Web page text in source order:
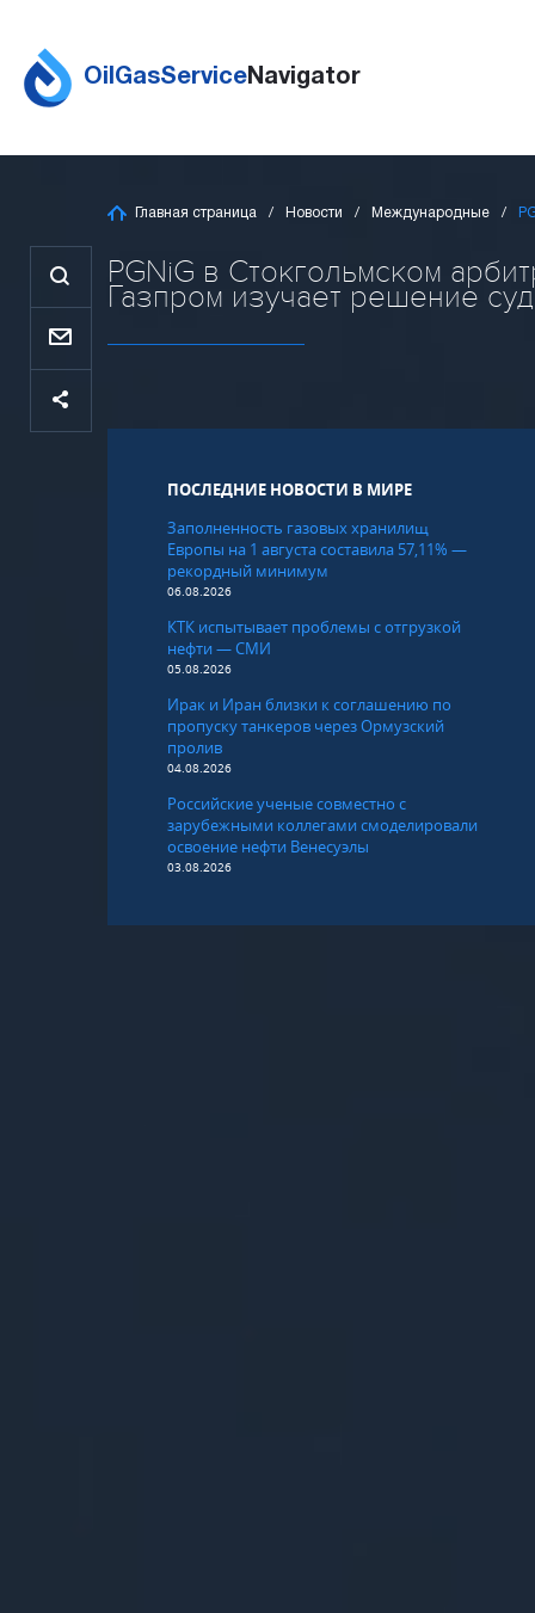
OilGasServiceNavigator
Главная страница Новости Международные
PGNiG в Стокгольмском
Газпром изучает решение
ПОСЛЕДНИЕ НОВОСТИ В МИРЕ
Заполненность газовых хранилищ
Европы на 1 августа составила 57,11% —
рекордный минимум
06.08.2026
КТК испытывает проблемы с отгрузкой
нефти — СМИ
05.08.2026
Ирак и Иран близки к соглашению по
пропуску танкеров через Ормузский
пролив
04.08.2026
Российские ученые совместно с
зарубежными коллегами смоделировали
освоение нефти Венесуэлы
03.08.2026